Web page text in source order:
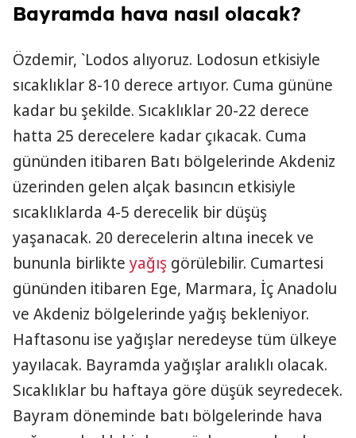
Bayramda hava nasıl olacak?
Özdemir, `Lodos alıyoruz. Lodosun etkisiyle
sıcaklıklar 8-10 derece artıyor. Cuma gününe
kadar bu şekilde. Sıcaklıklar 20-22 derece
hatta 25 derecelere kadar çıkacak. Cuma
gününden itibaren Batı bölgelerinde Akdeniz
üzerinden gelen alçak basıncın etkisiyle
sıcaklıklarda 4-5 derecelik bir düşüş
yaşanacak. 20 derecelerin altına inecek ve
bununla birlikte yağış görülebilir. Cumartesi
gününden itibaren Ege, Marmara, İç Anadolu
ve Akdeniz bölgelerinde yağış bekleniyor.
Haftasonu ise yağışlar neredeyse tüm ülkeye
yayılacak. Bayramda yağışlar aralıklı olacak.
Sıcaklıklar bu haftaya göre düşük seyredecek.
Bayram döneminde batı bölgelerinde hava